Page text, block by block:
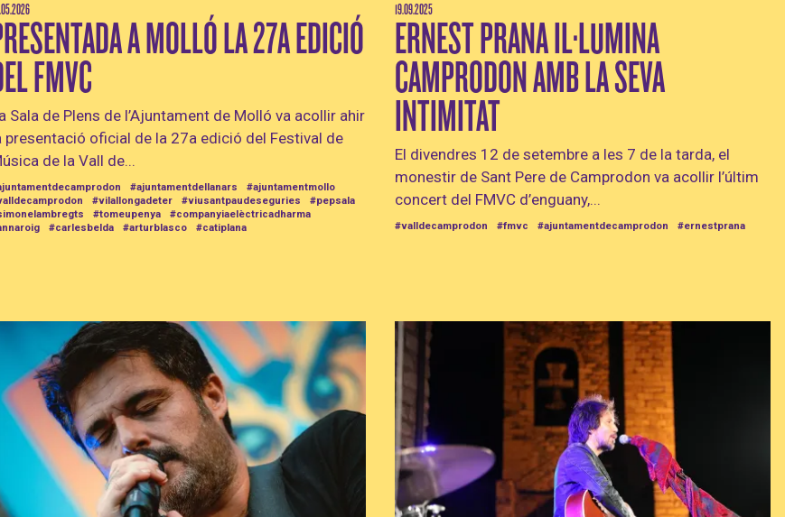
A MOLLÓ LA 27A EDICIÓ
FMVC
Sala de Plens de l’Ajuntament de Molló va acollir ahir
presentació oficial de la 27a edició del Festival de
de la Vall de...
#ajuntamentdellanars
#ajuntamentmollo
#vilallongadeter #viusantpaudeseguries
#pepsala
#tomeupenya
#companyiaelèctricadharma
#carlesbelda #arturblasco #catiplana
19.09.2025
ERNEST PRANA IL·LUMINA
CAMPRODON AMB LA SEVA
INTIMITAT
El divendres 12 de setembre a les 7 de la tarda, el
monestir de Sant Pere de Camprodon va acollir l’últim
concert del FMVC d’enguany,...
#valldecamprodon #fmvc #ajuntamentdecamprodon #ernestprana